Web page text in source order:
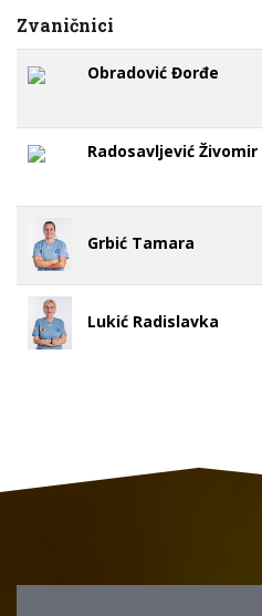
Zvaničnici
Obradović Đorđe
Radosavljević Živomir
Grbić Tamara
Lukić Radislavka